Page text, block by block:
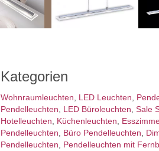
Kategorien
Wohnraum­leuchten, LED Leuchten,
Pendelleuchten, LED Büroleuchten, Sale
Hotelleuchten, Küchenleuchten,
Pendelleuchten, Büro Pendelleuchten,
Pendelleuchten, Pendelleuchten mit